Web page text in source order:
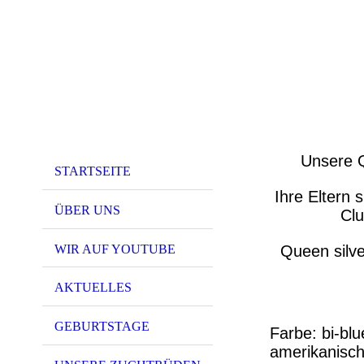
STARTSEITE
ÜBER UNS
WIR AUF YOUTUBE
AKTUELLES
GEBURTSTAGE
Unsere
Ihre Eltern
Queen
Farbe: bi-